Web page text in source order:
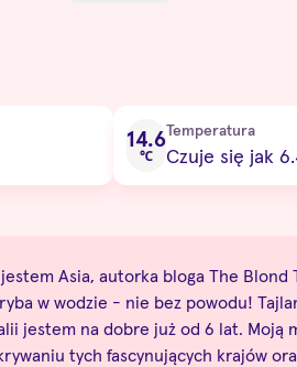
14.6
℃
Temperatura
Czuje się jak
Asia, autorka bloga The
w wodzie - nie bez powodu!
jestem na dobre już od 6 lat. Moją
tych fascynujących krajów